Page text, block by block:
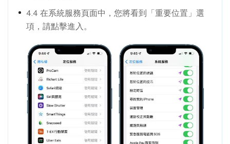
4.4 在系統服務頁面中，您將看到「重要位置」選
項，請點擊進入。